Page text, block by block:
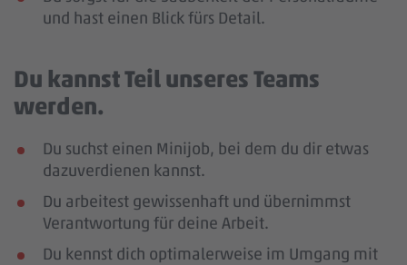
und hast einen Blick fürs Detail.
Du kannst Teil unseres Teams
werden.
Du suchst einen Minijob, bei dem du dir etwas
dazuverdienen kannst.
Du arbeitest gewissenhaft und übernimmst
Verantwortung für deine Arbeit.
Du kennst dich optimalerweise im Umgang mit